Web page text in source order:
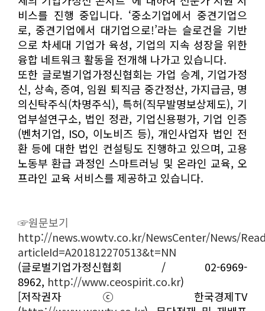
비스를 진행 중입니다. ‘중소기업에서 중견기업으
로, 중견기업에서 대기업으로!’라는 슬로건을 기반
으로 차세대 기업가 육성, 기업의 지속 성장을 위한
융합 네트워크 활동을 전개해 나가고 있습니다.
또한 글로벌기업가정신협회는 가업 승계, 기업가정
신, 상속, 증여, 임원 퇴직금 중간정산, 가지급금, 명
의신탁주식(차명주식), 특허(직무발명보상제도), 기
업부설연구소, 법인 정관, 기업신용평가, 기업 인증
(벤처기업, ISO, 이노비즈 등), 개인사업자 법인 전
환 등에 대한 법인 컨설팅도 진행하고 있으며, 고용
노동부 환급 과정인 스마트러닝 및 온라인 교육, 오
프라인 교육 서비스를 제공하고 있습니다.
☞원문보기
http://news.wowtv.co.kr/NewsCenter/News/
articleId=A201812270513&t=NN
(글로벌기업가정신협회 / 02-6969-
8962, http://www.ceospirit.co.kr)
[저작권자 ⓒ 한국경제TV